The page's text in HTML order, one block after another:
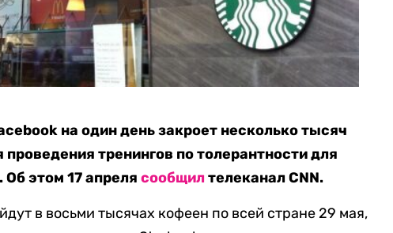
на один день закроет несколько тысяч
тренингов по толерантности для
Об этом 17 апрелясообщилтелеканал CNN.
в восьми тысячах кофеен по всей стране 29 мая,